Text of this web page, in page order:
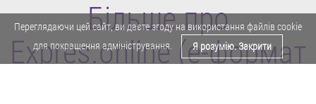
Більше про
Expres.online (e-формат
Переглядаючи цей сайт, ви даєте згоду на використання файлів cookie
для покращення адміністрування.
Я розумію. Закрити